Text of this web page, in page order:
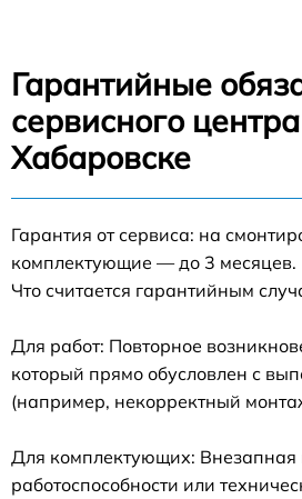
Гарантийные
сервисного
Хабаровске
Гарантия от сервиса: на
комплектующие — до 3 месяцев.
Что считается гарантийным
Для работ: Повторное
который прямо обусловлен с
(например, некорректный
Для комплектующих: Внезапная
работоспособности или